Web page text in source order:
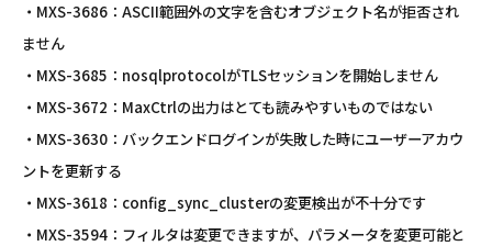
・MXS-3686：ASCII範囲外の文字を含むオブジェクト名が拒否され
ません
・MXS-3685：nosqlprotocolがTLSセッションを開始しません
・MXS-3672：MaxCtrlの出力はとても読みやすいものではない
・MXS-3630：バックエンドログインが失敗した時にユーザーアカウ
ントを更新する
・MXS-3618：config_sync_clusterの変更検出が不十分です
・MXS-3594：フィルタは変更できますが、パラメータを変更可能と